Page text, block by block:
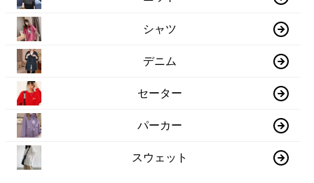
シャツ
デニム
セーター
パーカー
スウェット